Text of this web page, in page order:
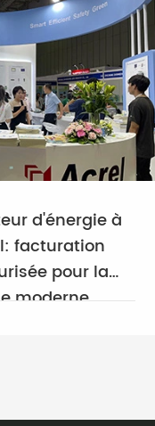
d'énergie à
facturation
pour la
moderne